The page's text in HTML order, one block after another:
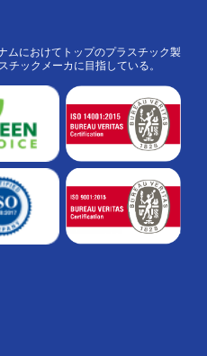
ムにおけてトップのプラスチック製
チックメーカに目指している。